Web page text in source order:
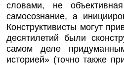
словами, не
самосознание, а
Конструктивисты могут
десятилетий были
самом деле
историей» (точно также